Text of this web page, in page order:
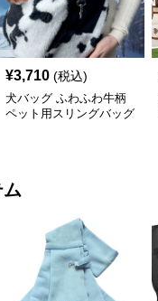
¥3,710 (税込)
犬バッグ ふわふわ牛柄
ペット用スリングバッグ
ム